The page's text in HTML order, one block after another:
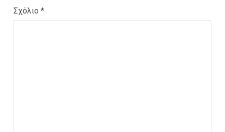
Σχόλιο *